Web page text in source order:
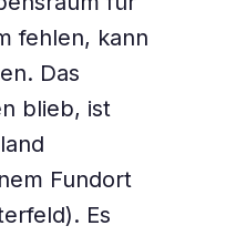
fehlen, kann
Das
blieb, ist
Fundort
Es